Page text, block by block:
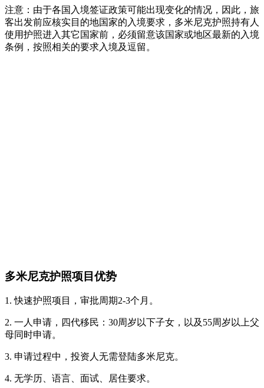
注意：由于各国入境签证政策可能出现变化的情况，因此，旅
客出发前应核实目的地国家的入境要求，多米尼克护照持有人
使用护照进入其它国家前，必须留意该国家或地区最新的入境
条例，按照相关的要求入境及逗留。
多米尼克护照项目优势
1. 快速护照项目，审批周期2-3个月。
2. 一人申请，四代移民：30周岁以下子女，以及55周岁以上父
母同时申请。
3. 申请过程中，投资人无需登陆多米尼克。
4. 无学历、语言、面试、居住要求。